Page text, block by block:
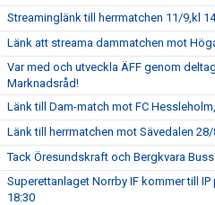
Streaminglänk till herrmatchen 11/9,kl
Länk att streama dammatchen mot
Var med och utveckla ÄFF genom
Marknadsråd!
Länk till Dam-match mot FC
Länk till herrmatchen mot Sävedalen 28/
Tack Öresundskraft och Bergkvara
Superettanlaget Norrby IF kommer till
18:30